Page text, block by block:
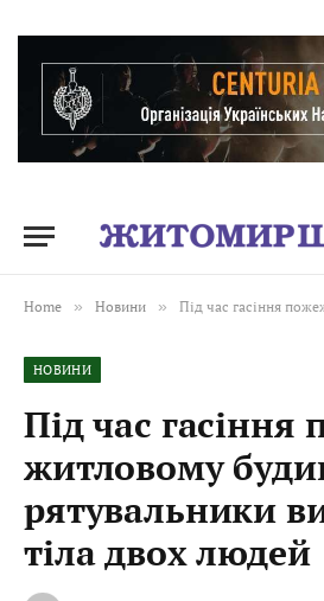
Home » Новини » Під час гасіння пожежі в житловому
НОВИНИ
Під час гасіння
житловому
рятувальники
тіла двох людей